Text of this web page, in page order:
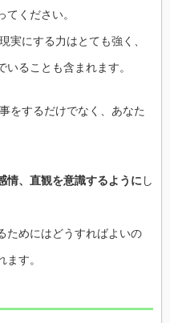
ください。
実にする力はとても強く、
ることも含まれます。
をするだけでなく、あなた
情、直観を意識するように し
ためにはどうすればよいの
す。